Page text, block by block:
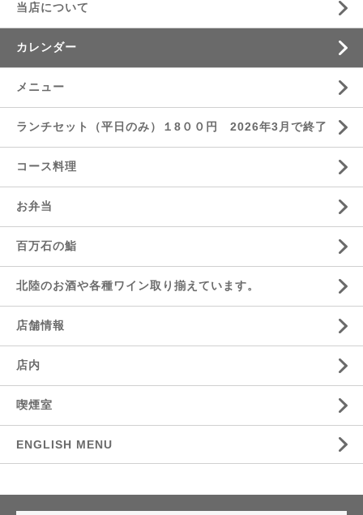
当店について
カレンダー
メニュー
ランチセット（平日のみ）１8００円 2026年3月で終了
コース料理
お弁当
百万石の鮨
北陸のお酒や各種ワイン取り揃えています。
店舗情報
店内
喫煙室
ENGLISH MENU